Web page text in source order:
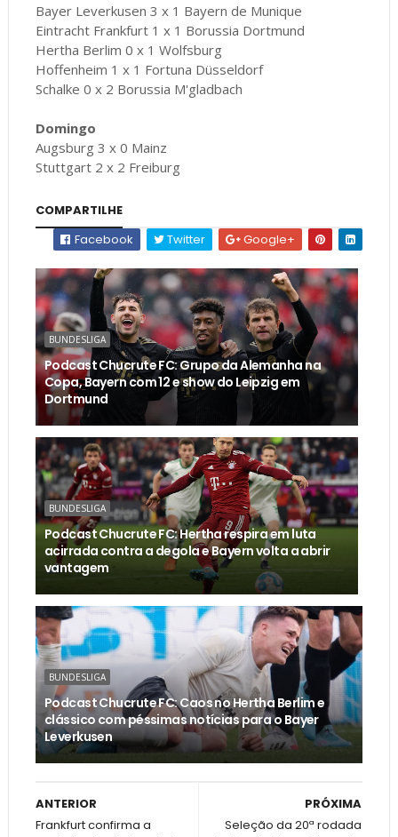
Bayer Leverkusen 3 x 1 Bayern de Munique
Eintracht Frankfurt 1 x 1 Borussia Dortmund
Hertha Berlim 0 x 1 Wolfsburg
Hoffenheim 1 x 1 Fortuna Düsseldorf
Schalke 0 x 2 Borussia M'gladbach
Domingo
Augsburg 3 x 0 Mainz
Stuttgart 2 x 2 Freiburg
COMPARTILHE
Facebook
Twitter Google+
BUNDESLIGA
Podcast Chucrute FC: Grupo da Alemanha na
Copa, Bayern com 12 e show do Leipzig em
Dortmund
BUNDESLIGA
Podcast Chucrute FC: Hertha respira em luta
acirrada contra a degola e Bayern volta a abrir
vantagem
BUNDESLIGA
Podcast Chucrute FC: Caos no Hertha Berlim e
clássico com péssimas notícias para o Bayer
Leverkusen
PRÓXIMA
Seleção da 20ª rodada
ANTERIOR
Frankfurt confirma a